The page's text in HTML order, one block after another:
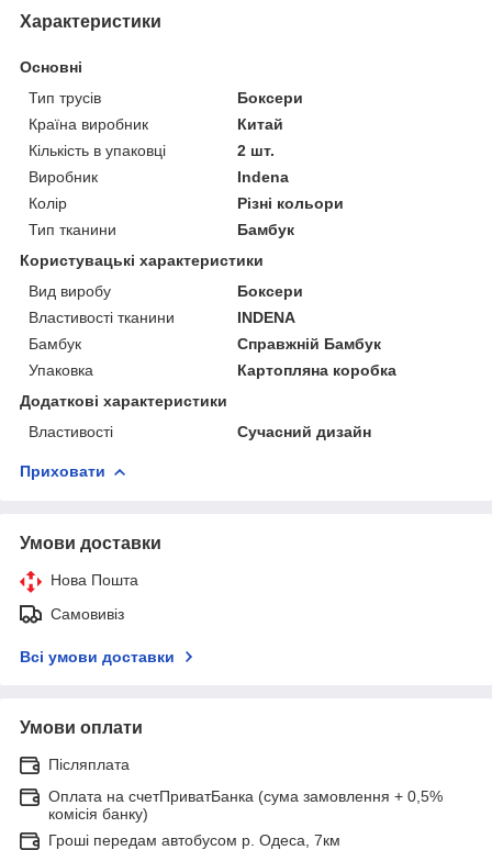
Характеристики
Основні
Тип трусів
Боксери
Країна виробник
Китай
Кількість в упаковці
2 шт.
Виробник
Indena
Колір
Різні кольори
Тип тканини
Бамбук
Користувацькі характеристики
Вид виробу
Боксери
Властивості тканини
INDENA
Бамбук
Справжній Бамбук
Упаковка
Картопляна коробка
Додаткові характеристики
Властивості
Сучасний дизайн
Приховати
Умови доставки
Нова Пошта
Самовивіз
Всі умови доставки
Умови оплати
Післяплата
Оплата на счетПриватБанка (сума замовлення + 0,5%
комісія банку)
Гроші передам автобусом р. Одеса, 7км